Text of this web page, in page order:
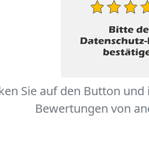
Sie auf den Button
Bewertungen von